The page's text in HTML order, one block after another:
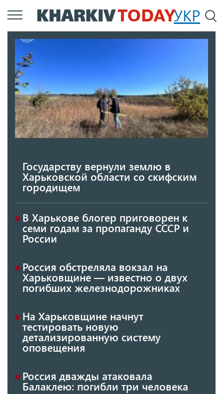
Перейти
к
УКР
Государству вернули землю в
Харьковской области со скифским
городищем
В Харькове блогер приговорен к
семи годам за пропаганду СССР и
России
Россия обстреляла вокзал на
Харьковщине — известно о двух
погибших железнодорожниках
На Харьковщине начнут
тестировать новую
детализированную систему
оповещения
Россия дважды атаковала
Балаклею: погибли три человека